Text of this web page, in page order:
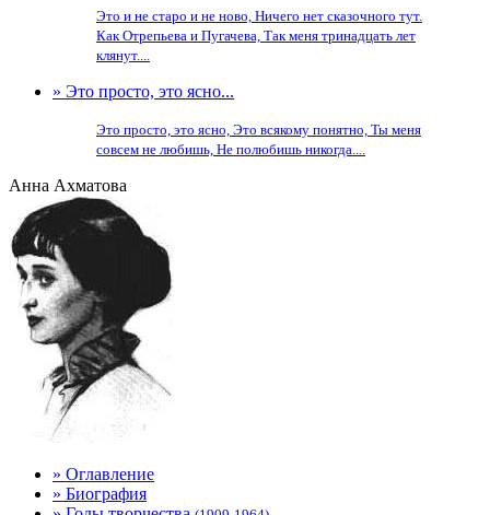
Это и не старо и не ново, Ничего нет сказочного тут.
Как Отрепьева и Пугачева, Так меня тринадцать лет
клянут....
» Это просто, это ясно...
Это просто, это ясно, Это всякому понятно, Ты меня
совсем не любишь, Не полюбишь никогда....
Анна Ахматова
» Оглавление
» Биография